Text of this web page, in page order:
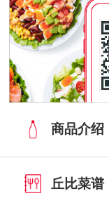
商品介绍
丘比菜谱